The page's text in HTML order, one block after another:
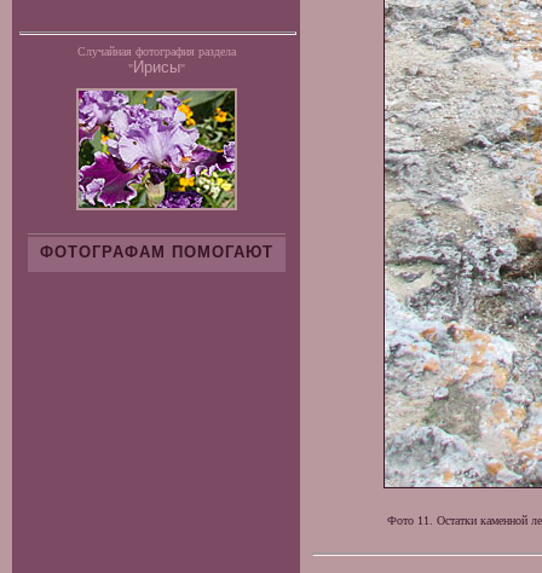
Случайная фотография раздела
"Ирисы"
ФОТОГРАФАМ ПОМОГАЮТ
Фото 11. Остатки каменной